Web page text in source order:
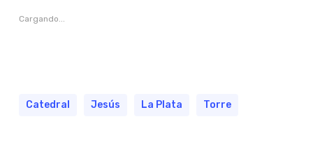
Cargando...
Catedral Jesús La Plata Torre